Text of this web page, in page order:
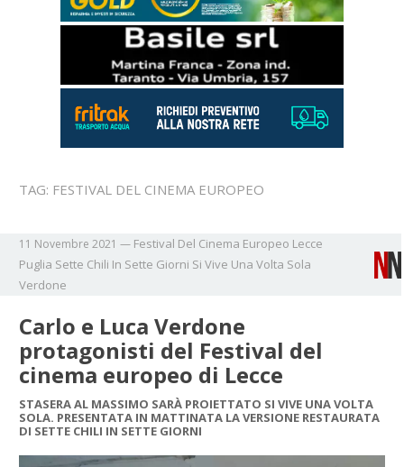
TAG: FESTIVAL DEL CINEMA EUROPEO
11 Novembre 2021 — Festival Del Cinema Europeo Lecce
Puglia Sette Chili In Sette Giorni Si Vive Una Volta Sola
Verdone
Carlo e Luca Verdone
protagonisti del Festival del
cinema europeo di Lecce
STASERA AL MASSIMO SARÀ PROIETTATO SI VIVE UNA VOLTA
SOLA. PRESENTATA IN MATTINATA LA VERSIONE RESTAURATA
DI SETTE CHILI IN SETTE GIORNI